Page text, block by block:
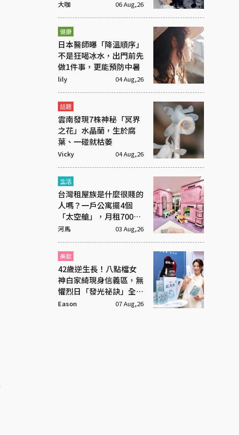
洋蔥
大咖 06 Aug,26
健康
日本醫師曝「降溫順序」
不是狂喝冰水，出門前先
做1件事，更能預防中暑
lily 04 Aug,26
話題
雲南發現7株神秘「冥界
之花」水晶蘭，生於腐
葉、一碰就枯萎
Vicky 04 Aug,26
生活
台灣租屋族是什麼很賤的
人嗎？一戶公寓擺4個
「太空艙」，月租7000
元
河馬 03 Aug,26
美妝
42歲逆生長！八點檔女
神白家綺現身信義區，無
懼烈日「發光祕訣」全靠
這包
Eason 07 Aug,26